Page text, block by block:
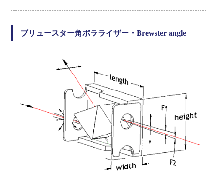
MUGTS-14 14 1.373
ブリュースター角ポラライザー・Brewster angle